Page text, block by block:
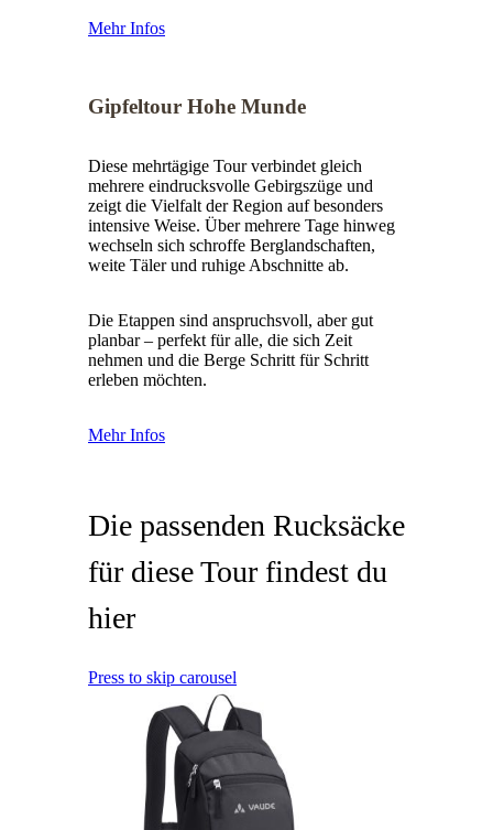
Mehr Infos
Gipfeltour Hohe Munde
Diese mehrtägige Tour verbindet gleich
mehrere eindrucksvolle Gebirgszüge und
zeigt die Vielfalt der Region auf besonders
intensive Weise. Über mehrere Tage hinweg
wechseln sich schroffe Berglandschaften,
weite Täler und ruhige Abschnitte ab.
Die Etappen sind anspruchsvoll, aber gut
planbar – perfekt für alle, die sich Zeit
nehmen und die Berge Schritt für Schritt
erleben möchten.
Mehr Infos
Die passenden Rucksäcke
für diese Tour findest du
hier
Press to skip carousel